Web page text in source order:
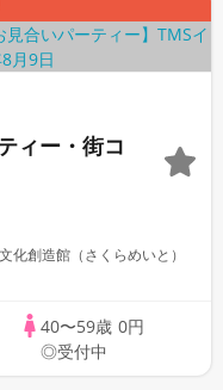
ィー・街コ
創造館（さくらめいと）
40〜59歳 0円
◎受付中